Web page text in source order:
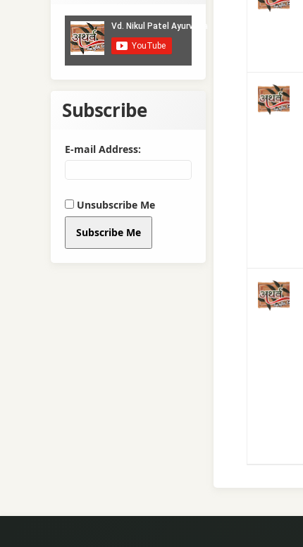
Subscribe
E-mail Address:
Unsubscribe Me
Subscribe Me